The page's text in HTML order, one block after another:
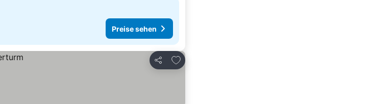
Preise sehen
Teilen
Zu Favoriten hinzufügen